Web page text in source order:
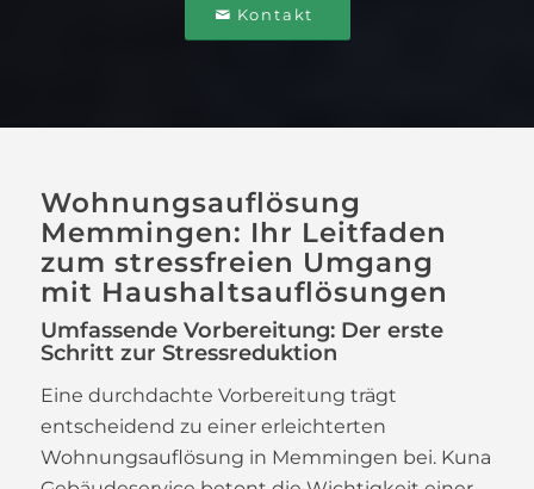
Kontakt
Wohnungsauflösung
Memmingen: Ihr Leitfaden
zum stressfreien Umgang
mit Haushaltsauflösungen
Umfassende Vorbereitung: Der erste
Schritt zur Stressreduktion
Eine durchdachte Vorbereitung trägt
entscheidend zu einer erleichterten
Wohnungsauflösung in Memmingen bei. Kuna